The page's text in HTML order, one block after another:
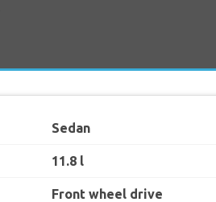
Sedan
11.8 l
Front wheel drive